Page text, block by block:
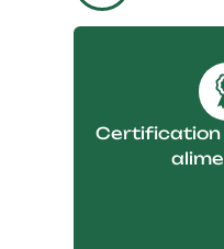
Certification